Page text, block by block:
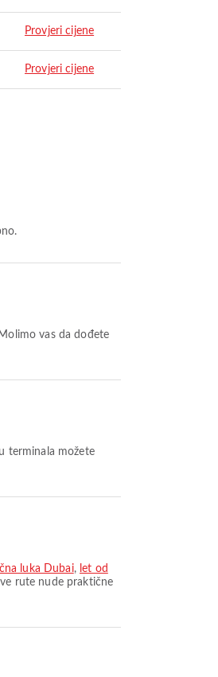
Provjeri cijene
Provjeri cijene
luka Dubai, let od
rute nude praktične